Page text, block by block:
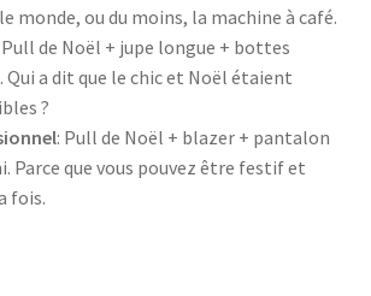
monde, ou du moins, la machine à café.
Pull de Noël + jupe longue + bottes
Qui a dit que le chic et Noël étaient
?
: Pull de Noël + blazer + pantalon
Parce que vous pouvez être festif et
fois.